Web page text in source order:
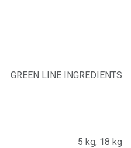
GREEN LINE INGREDIENTS
5 kg, 18 kg